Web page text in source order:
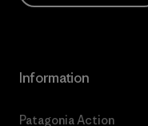
Information
Patagonia Action